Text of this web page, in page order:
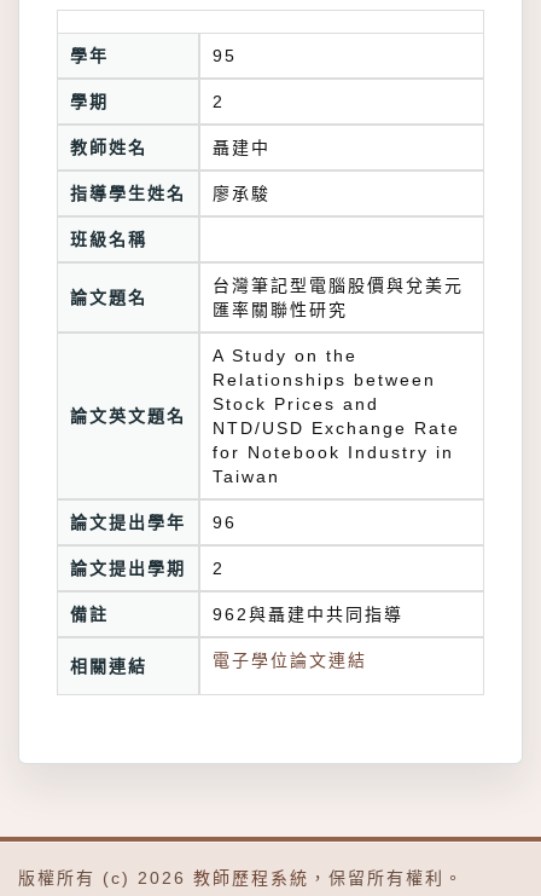
學年 95
學期 2
教師姓名 聶建中
指導學生姓名 廖承駿
班級名稱
論文題名
台灣筆記型電腦股價與兌美元
匯率關聯性研究
論文英文題名
A Study on the
Relationships between
Stock Prices and
NTD/USD Exchange Rate
for Notebook Industry in
Taiwan
論文提出學年 96
論文提出學期 2
備註 962與聶建中共同指導
相關連結 電子學位論文連結
版權所有 (c) 2026 教師歷程系統 ，保留所有權利。